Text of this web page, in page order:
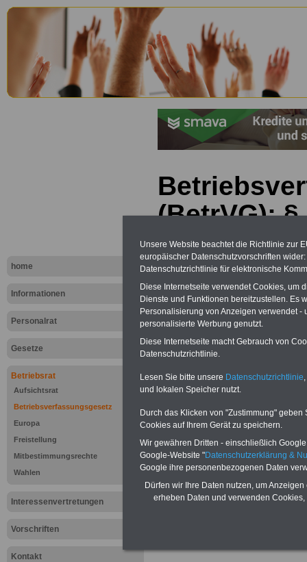
home
Informationen
Personalrat
Gesetze
Betriebsrat
Aufsichtsrat
Betriebsverfassungsgesetz
Europa
Freistellung
Mitbestimmungsrechte
Wahlen
Interessenvertretungen
Vorschriften
Kontakt
(BetrVG):
der
Zur Übersicht
Unsere Website beachtet die Richtlinie zur
europäischer Datenschutzvorschriften
Datenschutzrichtlinie für elektronische
Diese Internetseite verwendet Cookies, um
Dienste und Funktionen bereitzustellen. Es
Personalisierung von Anzeigen verwendet
personalisierte Werbung genutzt.
Diese Internetseite macht Gebrauch von
Datenschutzrichtlinie.
Lesen Sie bitte unsere Datenschutzrichtlinie
und lokalen Speicher nutzt.
Durch das Klicken von "Zustimmung"
Cookies auf Ihrem Gerät zu speichern.
Wir gewähren Dritten - einschließlich
Google-Website "Datenschutzerklärung &
Google ihre personenbezogenen Daten
Dürfen wir Ihre Daten nutzen, um
erheben Daten und verwenden